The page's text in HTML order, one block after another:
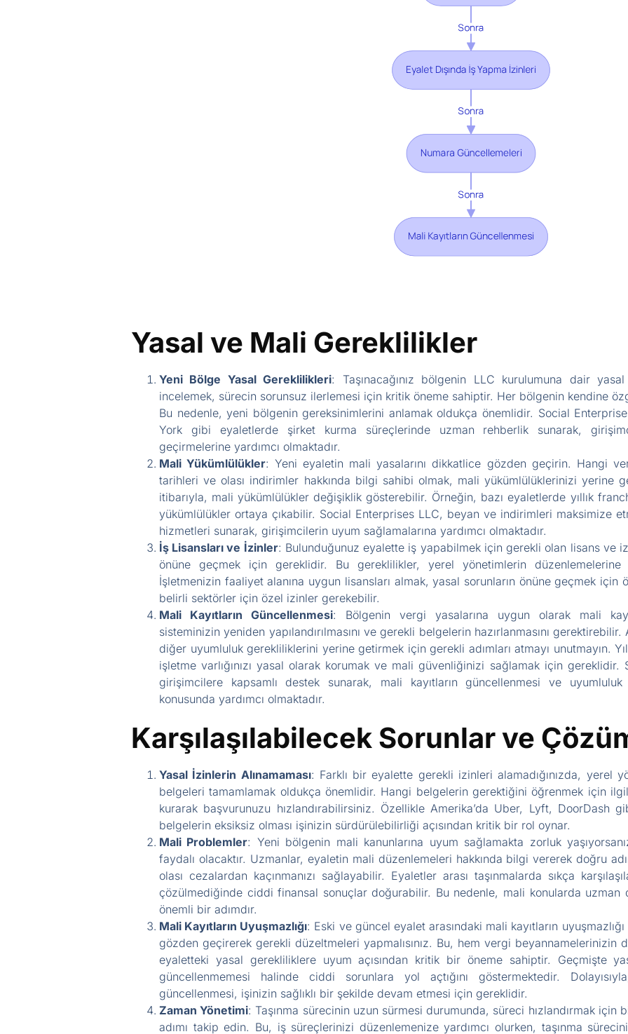
Yasal ve Mali Gereklilikler
Yeni Bölge Yasal Gereklilikleri: Taşınacağınız bölgenin LLC kurulumuna dair
incelemek, sürecin sorunsuz ilerlemesi için kritik öneme sahiptir. Her bölgenin kendine
Bu nedenle, yeni bölgenin gereksinimlerini anlamak oldukça önemlidir. Social
York gibi eyaletlerde şirket kurma süreçlerinde uzman rehberlik sunarak,
geçirmelerine yardımcı olmaktadır.
Mali Yükümlülükler: Yeni eyaletin mali yasalarını dikkatlice gözden geçirin. Hangi
tarihleri ve olası indirimler hakkında bilgi sahibi olmak, mali yükümlülüklerinizi yerine
itibarıyla, mali yükümlülükler değişiklik gösterebilir. Örneğin, bazı eyaletlerde yıllık
yükümlülükler ortaya çıkabilir. Social Enterprises LLC, beyan ve indirimleri maksimize
hizmetleri sunarak, girişimcilerin uyum sağlamalarına yardımcı olmaktadır.
İş Lisansları ve İzinler: Bulunduğunuz eyalette iş yapabilmek için gerekli olan lisans ve
önüne geçmek için gereklidir. Bu gereklilikler, yerel yönetimlerin düzenlemelerine
İşletmenizin faaliyet alanına uygun lisansları almak, yasal sorunların önüne geçmek için
belirli sektörler için özel izinler gerekebilir.
Mali Kayıtların Güncellenmesi: Bölgenin vergi yasalarına uygun olarak mali
sisteminizin yeniden yapılandırılmasını ve gerekli belgelerin hazırlanmasını
diğer uyumluluk gerekliliklerini yerine getirmek için gerekli adımları atmayı unutmayın.
işletme varlığınızı yasal olarak korumak ve mali güvenliğinizi sağlamak için
girişimcilere kapsamlı destek sunarak, mali kayıtların güncellenmesi ve
konusunda yardımcı olmaktadır.
Karşılaşılabilecek Sorunlar ve
Yasal İzinlerin Alınamaması: Farklı bir eyalette gerekli izinleri alamadığınızda, yerel
belgeleri tamamlamak oldukça önemlidir. Hangi belgelerin gerektiğini öğrenmek için
kurarak başvurunuzu hızlandırabilirsiniz. Özellikle Amerika’da Uber, Lyft, DoorDash
belgelerin eksiksiz olması işinizin sürdürülebilirliği açısından kritik bir rol oynar.
Mali Problemler: Yeni bölgenin mali kanunlarına uyum sağlamakta zorluk
faydalı olacaktır. Uzmanlar, eyaletin mali düzenlemeleri hakkında bilgi vererek doğru
olası cezalardan kaçınmanızı sağlayabilir. Eyaletler arası taşınmalarda sıkça
çözülmediğinde ciddi finansal sonuçlar doğurabilir. Bu nedenle, mali konularda
önemli bir adımdır.
Mali Kayıtların Uyuşmazlığı: Eski ve güncel eyalet arasındaki mali kayıtların uyuşmazlığı
gözden geçirerek gerekli düzeltmeleri yapmalısınız. Bu, hem vergi beyannamelerinizin
eyaletteki yasal gerekliliklere uyum açısından kritik bir öneme sahiptir. Geçmişte
güncellenmemesi halinde ciddi sorunlara yol açtığını göstermektedir.
güncellenmesi, işinizin sağlıklı bir şekilde devam etmesi için gereklidir.
Zaman Yönetimi: Taşınma sürecinin uzun sürmesi durumunda, süreci hızlandırmak
adımı takip edin. Bu, iş süreçlerinizi düzenlemenize yardımcı olurken, taşınma